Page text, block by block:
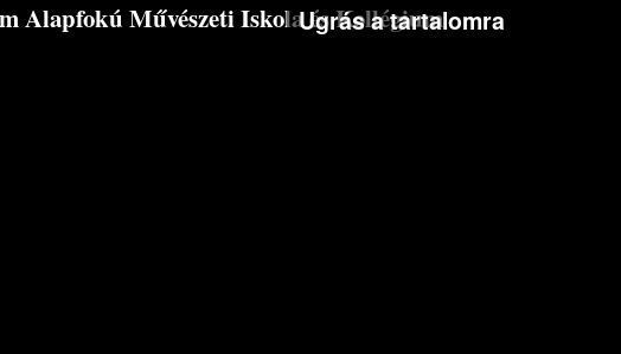
Ugrás a tartalomra
Alapfokú Művészeti Iskola és Kollégium